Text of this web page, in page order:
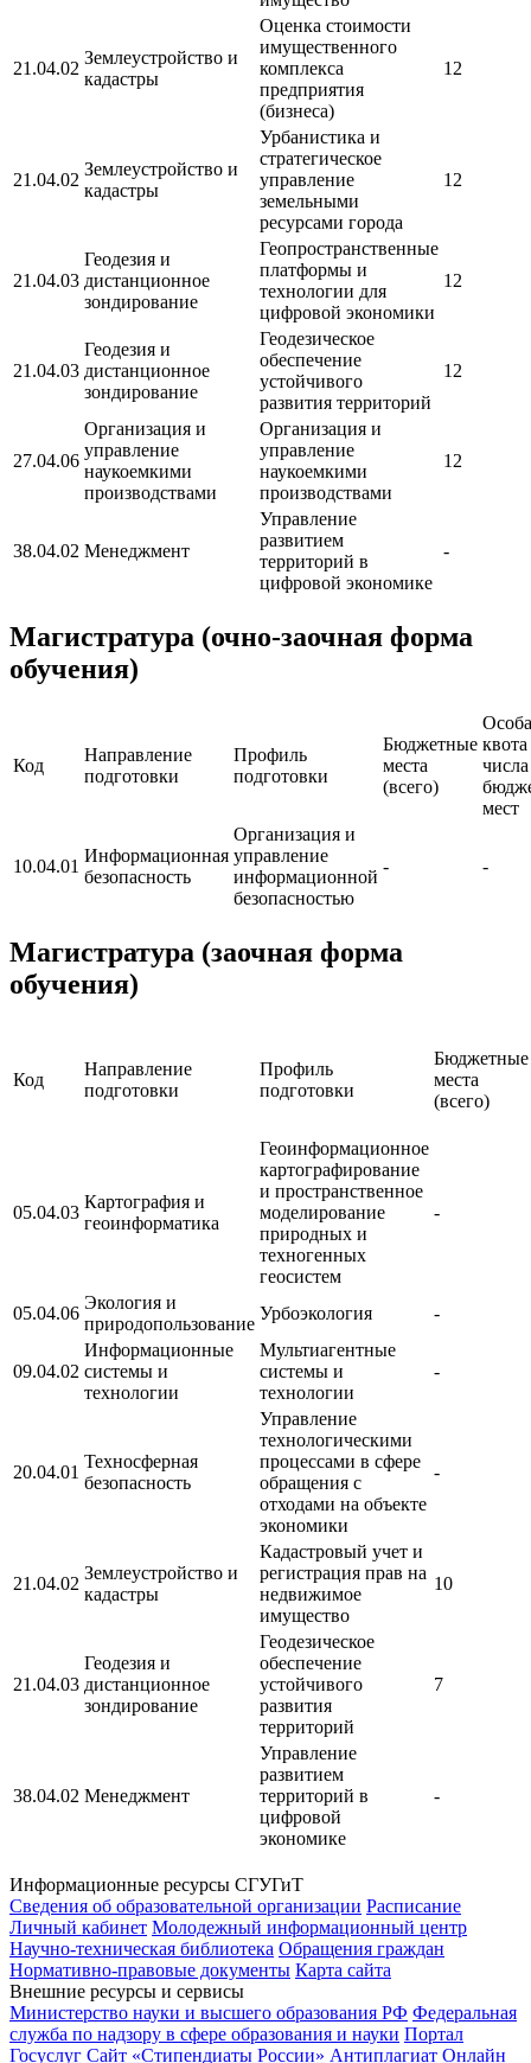
21.04.02
Землеустройство и
кадастры
Оценка стоимости
имущественного
комплекса
предприятия
(бизнеса)
12
21.04.02
Землеустройство и
кадастры
Урбанистика и
стратегическое
управление
земельными
ресурсами города
12
21.04.03
Геодезия и
дистанционное
зондирование
Геопространственные
платформы и
технологии для
цифровой экономики
12
21.04.03
Геодезия и
дистанционное
зондирование
Геодезическое
обеспечение
устойчивого
развития территорий
12
27.04.06
Организация и
управление
наукоемкими
производствами
Организация и
управление
наукоемкими
производствами
12
38.04.02 Менеджмент
Управление
развитием
территорий в
цифровой экономике
-
Магистратура (очно-заочная форма
обучения)
Код
Направление
подготовки
Профиль
подготовки
Бюджетные
места
(всего)
квота
числа
мест
10.04.01
Информационная
безопасность
Организация и
управление
информационной
безопасностью
- -
Магистратура (заочная форма
обучения)
Код
Направление
подготовки
Профиль
подготовки
Бюджетные
места
(всего)
05.04.03
Картография и
геоинформатика
Геоинформационное
картографирование
и пространственное
моделирование
природных и
техногенных
геосистем
-
05.04.06
Экология и
природопользование
Урбоэкология -
09.04.02
Информационные
системы и
технологии
Мультиагентные
системы и
технологии
-
20.04.01
Техносферная
безопасность
Управление
технологическими
процессами в сфере
обращения с
отходами на объекте
экономики
-
21.04.02
Землеустройство и
кадастры
Кадастровый учет и
регистрация прав на
недвижимое
имущество
10
21.04.03
Геодезия и
дистанционное
зондирование
Геодезическое
обеспечение
устойчивого
развития
территорий
7
38.04.02 Менеджмент
Управление
развитием
территорий в
цифровой
экономике
-
Информационные ресурсы СГУГиТ
Сведения об образовательной организации Расписание
Личный кабинет Молодежный информационный центр
Научно-техническая библиотека Обращения граждан
Нормативно-правовые документы Карта сайта
Внешние ресурсы и сервисы
Министерство науки и высшего образования РФ Федеральная
служба по надзору в сфере образования и науки Портал
Госуслуг Сайт «Стипендиаты России» Антиплагиат Онлайн